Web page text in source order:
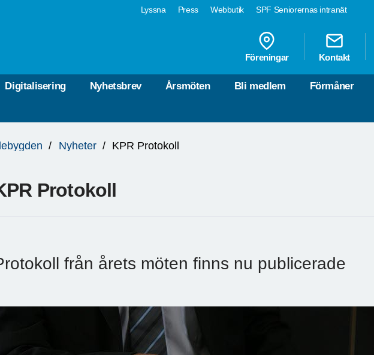
Lyssna Press Webbutik SPF Seniorernas intranät
Föreningar Kontakt
Digitalisering Nyhetsbrev Årsmöten Bli medlem Förmåner
Nyheter KPR Protokoll
Protokoll
från årets möten finns nu publicerade